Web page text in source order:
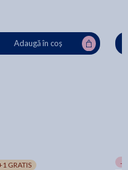
Adaugă în coș
GRATIS -